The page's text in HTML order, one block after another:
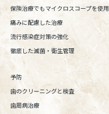
保険治療でもマイクロスコープを使用
痛みに配慮した治療
流行感染症対策の強化
徹底した滅菌・衛生管理
予防
歯のクリーニングと検査
歯周病治療